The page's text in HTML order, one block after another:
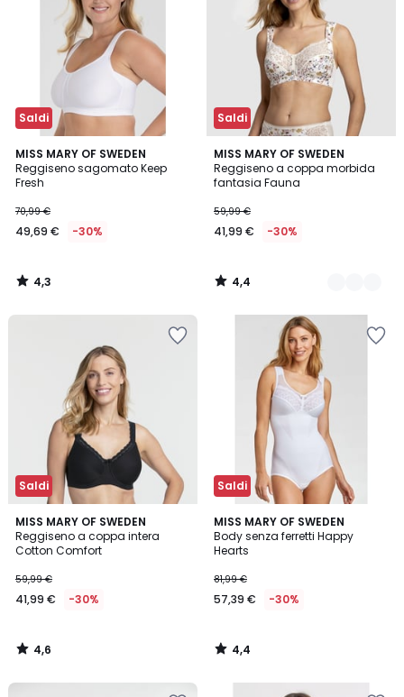
Saldi
MISS MARY OF SWEDEN
Reggiseno sagomato Keep
Fresh
70,99 €
49,69 € -30%
4,3
/ 5
4,3
/
Saldi
MISS MARY OF SWEDEN
Reggiseno a coppa morbida
fantasia Fauna
59,99 €
41,99 € -30%
4,4
/ 5
2
Colori
4,4
/
Saldi
MISS MARY OF SWEDEN
Reggiseno a coppa intera
Cotton Comfort
59,99 €
41,99 € -30%
4,6
/ 5
4,6
/
Saldi
MISS MARY OF SWEDEN
Body senza ferretti Happy
Hearts
81,99 €
57,39 € -30%
4,4
/ 5
4,4
/